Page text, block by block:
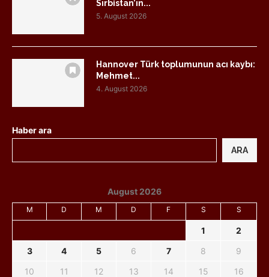
Sırbistan’ın...
5. August 2026
Hannover Türk toplumunun acı kaybı:
Mehmet...
4. August 2026
Haber ara
ARA
August 2026
M D M D F S S
1
2
3
4 5 6 7 8
9
10
11 12 13 14 15
16